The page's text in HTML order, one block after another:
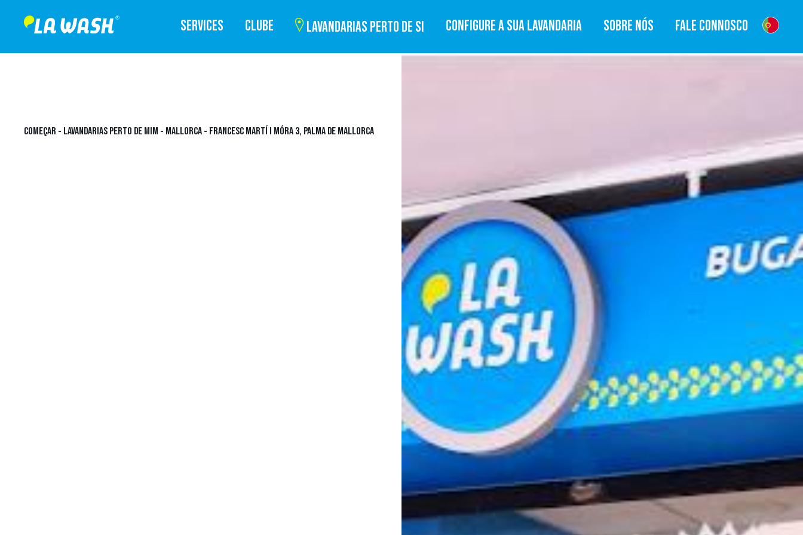
SERVICES CLUBE LAVANDARIAS PERTO DE SI CONFIGURE A SUA LAVANDARIA SOBRE NÓS FALE CONNOSCO
COMEÇAR - LAVANDARIAS PERTO DE MIM - MALLORCA - FRANCESC MARTÍ I MÓRA 3, PALMA DE MALLORCA